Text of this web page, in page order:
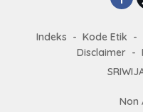
Indeks Kode Etik
Disclaimer
Non